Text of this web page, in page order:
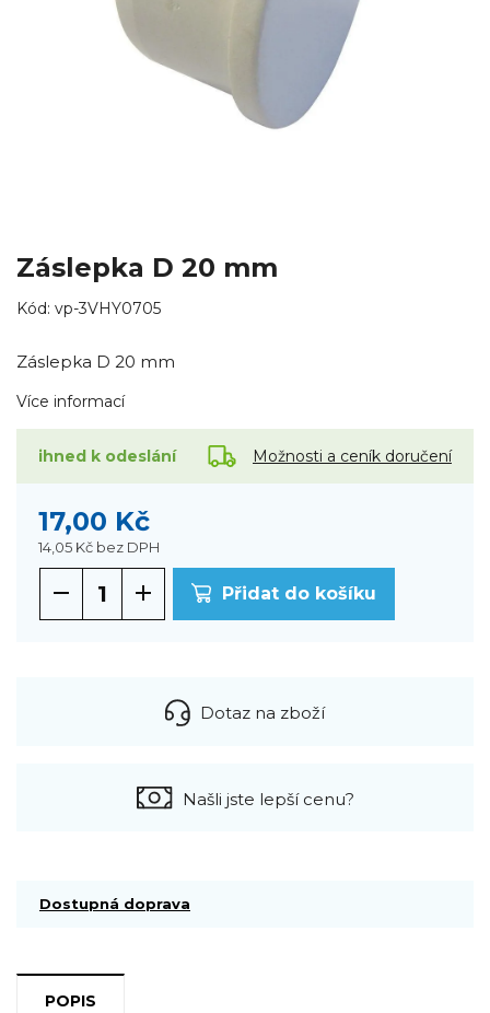
Záslepka D 20 mm
Kód: vp-3VHY0705
Záslepka D 20 mm
Více informací
ihned k odeslání Možnosti a ceník doručení
17,00 Kč
14,05 Kč bez DPH
Přidat do košíku
Dotaz na zboží
Našli jste lepší cenu?
Dostupná doprava
POPIS